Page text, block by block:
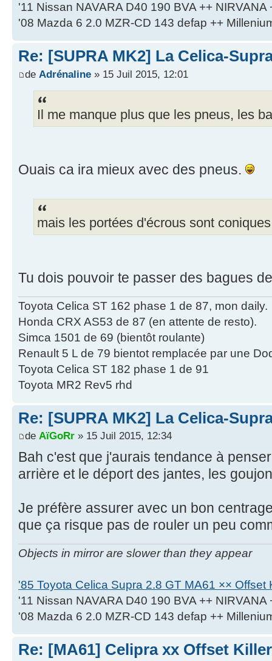
'11 Nissan NAVARA D40 190 BVA ++ NIRVANA
'08 Mazda 6 2.0 MZR-CD 143 defap ++
Re: [SUPRA MK2] La Celica-
de Adrénaline » 15 Juil 2015, 12:01
Il me manque plus que les pneus, les
Ouais ca ira mieux avec des pneus.
mais les portées d'écrous sont coniques
Tu dois pouvoir te passer des bagues
Toyota Celica ST 162 phase 1 de 87, mon daily.
Honda CRX AS53 de 87 (en attente de resto).
Simca 1501 de 69 (bientôt roulante)
Renault 5 L de 79 bientot remplacée par une
Toyota Celica ST 182 phase 1 de 91
Toyota MR2 Rev5 rhd
Re: [SUPRA MK2] La Celica-
de AïGoRr » 15 Juil 2015, 12:34
Bah c'est que j'aurais tendance à
arrière et le déport des jantes, les
Je préfère assurer avec un bon
que ça risque pas de rouler un peu
Objects in mirror are slower than they appear
'85 Toyota Celica Supra 2.8 GT MA61 ×× Offset
'11 Nissan NAVARA D40 190 BVA ++ NIRVANA
'08 Mazda 6 2.0 MZR-CD 143 defap ++
Re: [MA61] Celipra xx Offset